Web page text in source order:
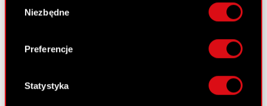
lokalizacji geograficznej z dokładnością nawet
Identyfikować Twoje urządzenie, aktywnie
analizując charakteryzującego je zbiory
palca)
zgody
Niezbędne
Preferencje
Statystyka
Zawiadomienie - 20 czerwca 2023 [EN]
PDF Zawiadomienie - 20 czerwca 2023 [PL]